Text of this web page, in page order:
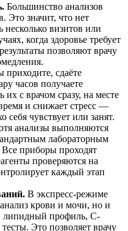
Большинство анализов
Это значит, что нет
несколько визитов или
когда здоровье требует
позволяют врачу
приходите, сдаёте
часов получаете
с врачом сразу, на месте
и снижает стресс —
себя чувствует или занят.
анализы выполняются
лабораторным
Все приборы проходят
проверяются на
каждый этап
В экспресс-режиме
крови и мочи, но и
липидный профиль, С-
Это позволяет врачу